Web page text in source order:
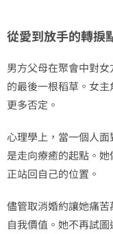
從愛到放手的轉捩
男方父母在聚會中對
的最後一根稻草。女
更多否定。
心理學上，當一個人
是走向療癒的起點。
正站回自己的位置。
儘管取消婚約讓她痛
自我價值。她不再試